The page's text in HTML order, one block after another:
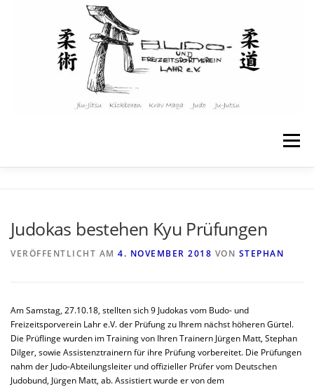
Menü
Judokas bestehen Kyu Prüfungen
VERÖFFENTLICHT AM 4. NOVEMBER 2018 VON STEPHAN
Am Samstag, 27.10.18, stellten sich 9 Judokas vom Budo- und
Freizeitsporverein Lahr e.V. der Prüfung zu Ihrem nächst höheren Gürtel.
Die Prüflinge wurden im Training von Ihren Trainern Jürgen Matt, Stephan
Dilger, sowie Assistenztrainern für ihre Prüfung vorbereitet. Die Prüfungen
nahm der Judo-Abteilungsleiter und offizieller Prüfer vom Deutschen
Judobund, Jürgen Matt, ab. Assistiert wurde er von dem